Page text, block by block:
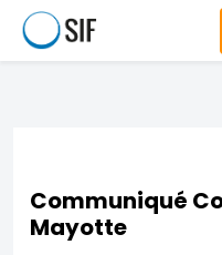
Communiqué
Mayotte